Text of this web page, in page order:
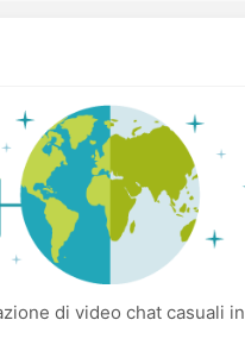
di video chat casuali in